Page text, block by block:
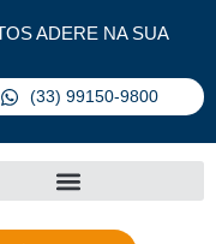
ADERE NA SUA
(33) 99150-9800